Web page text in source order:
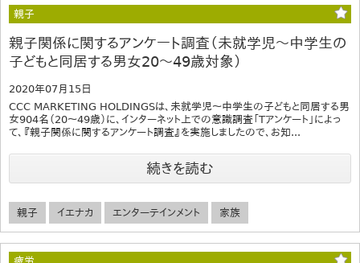
親子
親子関係に関するアンケート調査（未就学児～中学生の
子どもと同居する男女20～49歳対象）
2020年07月15日
CCC MARKETING HOLDINGSは、未就学児～中学生の子どもと同居する男
女904名（20～49歳）に、インターネット上での意識調査「Tアンケート」によっ
て、『親子関係に関するアンケート調査』を実施しましたので、お知...
続きを読む
親子 イエナカ エンターテインメント 家族